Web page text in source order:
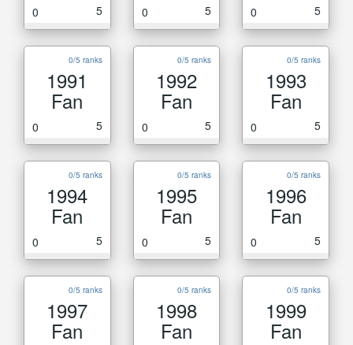
0 5 0 5 0 5
0/5 ranks
1991
Fan
0 5
0/5 ranks
1992
Fan
0 5
0/5 ranks
1993
Fan
0 5
0/5 ranks
1994
Fan
0 5
0/5 ranks
1995
Fan
0 5
0/5 ranks
1996
Fan
0 5
0/5 ranks
1997
Fan
0/5 ranks
1998
Fan
0/5 ranks
1999
Fan